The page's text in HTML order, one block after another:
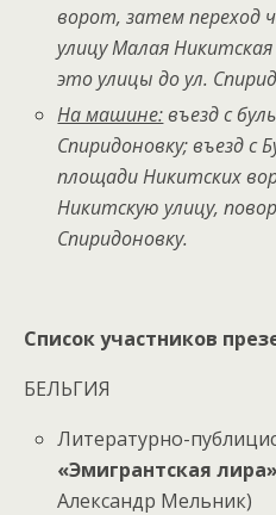
ворот, затем переход
улицу Малая
это улицы до ул.
На машине:въезд с
Спиридоновку; въезд с
площади Никитских
Никитскую улицу,
Спиридоновку.
Список участников
БЕЛЬГИЯ
Литературно-
«Эмигрантская лира»
Александр Мельник)